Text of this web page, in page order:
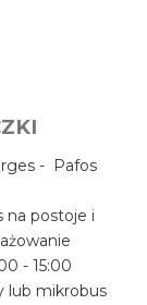
- Pafos
na postoje i
- 15:00
lub mikrobus